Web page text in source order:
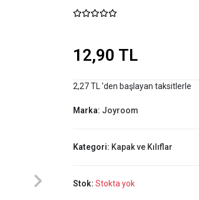
12,90 TL
2,27 TL 'den başlayan taksitlerle
Marka: Joyroom
Kategori: Kapak ve Kılıflar
Stok: Stokta yok